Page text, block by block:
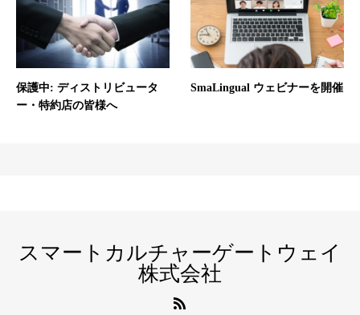
保護中: ディストリビュータ
ー・特約店の皆様へ
SmaLingual ウェビナーを開催
スマートカルチャーゲートウェイ
株式会社